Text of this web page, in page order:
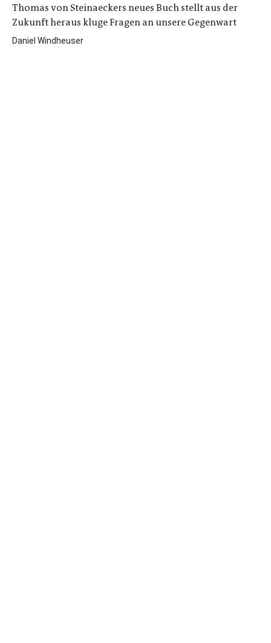
Thomas von Steinaeckers neues Buch stellt aus der
Zukunft heraus kluge Fragen an unsere Gegenwart
Daniel Windheuser